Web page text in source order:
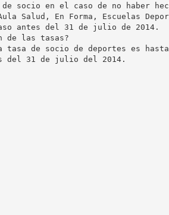
socio en el caso de no haber
Salud, En Forma, Escuelas
antes del 31 de julio de 2014.
de las tasas?
de socio de deportes es hasta
del 31 de julio del 2014.